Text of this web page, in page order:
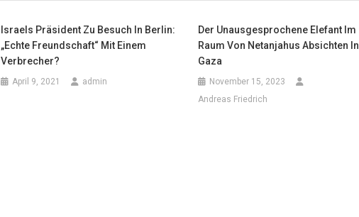
Israels Präsident Zu Besuch In Berlin:
„Echte Freundschaft“ Mit Einem
Verbrecher?
April 9, 2021 admin
Der Unausgesprochene Elefant Im
Raum Von Netanjahus Absichten In
Gaza
November 15, 2023
Andreas Friedrich